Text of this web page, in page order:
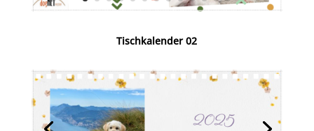
Tischkalender 02